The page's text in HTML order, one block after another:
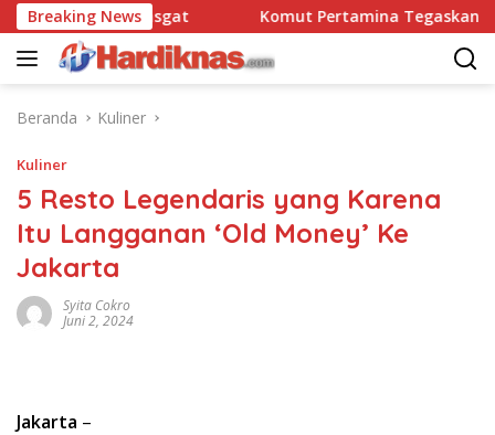
Langsung
ke
konten
Breaking News
90 Pasgat Komut Pertamina Tegaskan Tak
Beranda Kuliner
Kuliner
5 Resto Legendaris yang Karena
Itu Langganan ‘Old Money’ Ke
Jakarta
Syita Cokro
Juni 2, 2024
Jakarta –